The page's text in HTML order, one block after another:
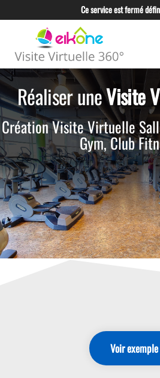
Ce service est fermé
LES
ET LES
Réaliser uneVisite
Création Visite Virtuelle
Gym, Club
Voir exemple